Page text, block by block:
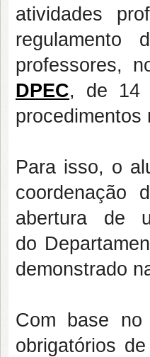
atividades
regulamento
professores,
DPEC, de 14
procedimentos
Para isso, o
coordenação
abertura de
do
demonstrado
Com base no
obrigatórios